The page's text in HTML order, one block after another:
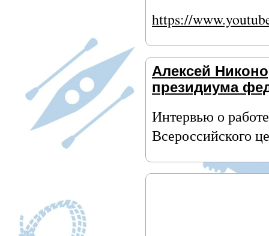
https://
Алексей
президиума
Интервью о
Всероссийского